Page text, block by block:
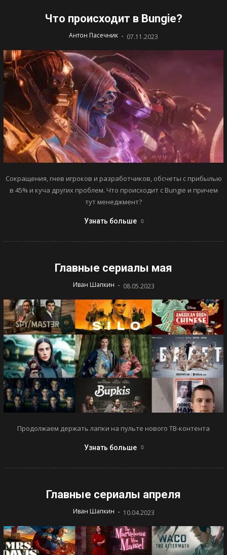
Что происходит в Bungie?
Антон Пасечник - 07.11.2023
Сокращения, гнев игроков и разработчиков, обсчеты с прибылью
в 45% и куча других проблем. Что происходит с Bungie и причем
тут менеджмент?
Узнать больше
Главные сериалы мая
Иван Шапкин - 08.05.2023
Продолжаем держать лапки на пульте нового ТВ-контента
Узнать больше
Главные сериалы апреля
Иван Шапкин - 10.04.2023